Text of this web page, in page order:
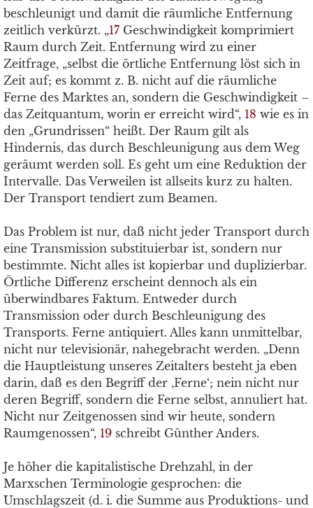
beschleunigt und damit die räumliche Entfernung
zeitlich verkürzt. „17 Geschwindigkeit komprimiert
Raum durch Zeit. Entfernung wird zu einer
Zeitfrage, „selbst die örtliche Entfernung löst sich in
Zeit auf; es kommt z. B. nicht auf die räumliche
Ferne des Marktes an, sondern die Geschwindigkeit –
das Zeitquantum, worin er erreicht wird“, 18 wie es in
den „Grundrissen“ heißt. Der Raum gilt als
Hindernis, das durch Beschleunigung aus dem Weg
geräumt werden soll. Es geht um eine Reduktion der
Intervalle. Das Verweilen ist allseits kurz zu halten.
Der Transport tendiert zum Beamen.
Das Problem ist nur, daß nicht jeder Transport durch
eine Transmission substituierbar ist, sondern nur
bestimmte. Nicht alles ist kopierbar und duplizierbar.
Örtliche Differenz erscheint dennoch als ein
überwindbares Faktum. Entweder durch
Transmission oder durch Beschleunigung des
Transports. Ferne antiquiert. Alles kann unmittelbar,
nicht nur televisionär, nahegebracht werden. „Denn
die Hauptleistung unseres Zeitalters besteht ja eben
darin, daß es den Begriff der ‚Ferne‘; nein nicht nur
deren Begriff, sondern die Ferne selbst, annuliert hat.
Nicht nur Zeitgenossen sind wir heute, sondern
Raumgenossen“, 19 schreibt Günther Anders.
Je höher die kapitalistische Drehzahl, in der
Marxschen Terminologie gesprochen: die
Umschlagszeit (d. i. die Summe aus Produktions- und